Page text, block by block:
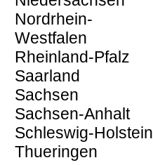
Nordrhein-
Westfalen
Rheinland-Pfalz
Saarland
Sachsen
Sachsen-Anhalt
Schleswig-Holstein
Thueringen